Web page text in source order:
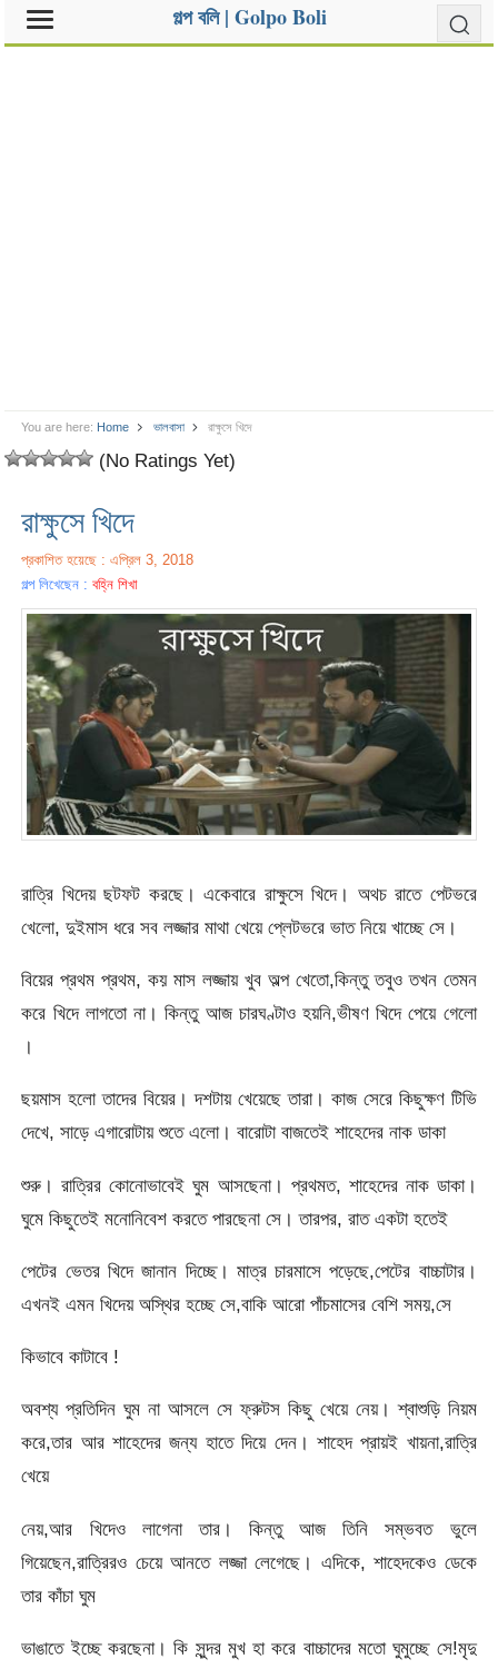
গল্প বলি | Golpo Boli
You are here: Home ভালবাসা রাক্ষুসে খিদে
(No Ratings Yet)
রাক্ষুসে খিদে
প্রকাশিত হয়েছে : এপ্রিল 3, 2018
গল্প লিখেছেন :বহ্নি শিখা
রাত্রি খিদেয় ছটফট করছে। একেবারে রাক্ষুসে খিদে। অথচ রাতে পেটভরে
খেলো, দুইমাস ধরে সব লজ্জার মাথা খেয়ে প্লেটভরে ভাত নিয়ে খাচ্ছে সে।
বিয়ের প্রথম প্রথম, কয় মাস লজ্জায় খুব অল্প খেতো,কিন্তু তবুও তখন তেমন
করে খিদে লাগতো না। কিন্তু আজ চারঘণ্টাও হয়নি,ভীষণ খিদে পেয়ে গেলো
।
ছয়মাস হলো তাদের বিয়ের। দশটায় খেয়েছে তারা। কাজ সেরে কিছুক্ষণ টিভি
দেখে, সাড়ে এগারোটায় শুতে এলো। বারোটা বাজতেই শাহেদের নাক ডাকা
শুরু। রাত্রির কোনোভাবেই ঘুম আসছেনা। প্রথমত, শাহেদের নাক ডাকা।
ঘুমে কিছুতেই মনোনিবেশ করতে পারছেনা সে। তারপর, রাত একটা হতেই
পেটের ভেতর খিদে জানান দিচ্ছে। মাত্র চারমাসে পড়েছে,পেটের বাচ্চাটার।
এখনই এমন খিদেয় অস্থির হচ্ছে সে,বাকি আরো পাঁচমাসের বেশি সময়,সে
কিভাবে কাটাবে !
অবশ্য প্রতিদিন ঘুম না আসলে সে ফ্রুটস কিছু খেয়ে নেয়। শ্বাশুড়ি নিয়ম
করে,তার আর শাহেদের জন্য হাতে দিয়ে দেন। শাহেদ প্রায়ই খায়না,রাত্রি
খেয়ে
নেয়,আর খিদেও লাগেনা তার। কিন্তু আজ তিনি সম্ভবত ভুলে
গিয়েছেন,রাত্রিরও চেয়ে আনতে লজ্জা লেগেছে। এদিকে, শাহেদকেও ডেকে
তার কাঁচা ঘুম
ভাঙাতে ইচ্ছে করছেনা। কি সুন্দর মুখ হা করে বাচ্চাদের মতো ঘুমুচ্ছে সে!মৃদু